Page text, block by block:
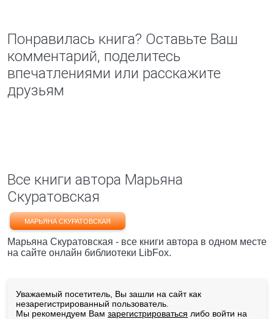
Понравилась книга? Оставьте Ваш
комментарий, поделитесь
впечатлениями или расскажите
друзьям
Все книги автора Марьяна
Скуратовская
МАРЬЯНА СКУРАТОВСКАЯ
Марьяна Скуратовская - все книги автора в одном месте
на сайте онлайн библиотеки LibFox.
Уважаемый посетитель, Вы зашли на сайт как
незарегистрированный пользователь.
Мы рекомендуем Вам зарегистрироваться либо войти на